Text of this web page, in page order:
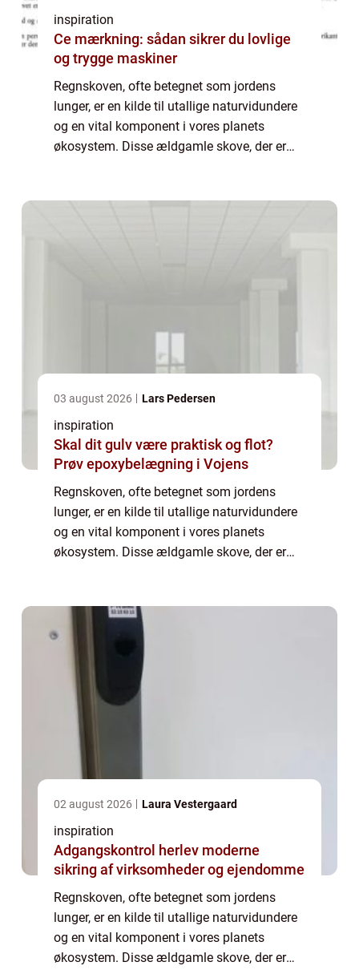
inspiration
Ce mærkning: sådan sikrer du lovlige
og trygge maskiner
Regnskoven, ofte betegnet som jordens
lunger, er en kilde til utallige naturvidundere
og en vital komponent i vores planets
økosystem. Disse ældgamle skove, der er
03 august 2026 Lars Pedersen
inspiration
Skal dit gulv være praktisk og flot?
Prøv epoxybelægning i Vojens
Regnskoven, ofte betegnet som jordens
lunger, er en kilde til utallige naturvidundere
og en vital komponent i vores planets
økosystem. Disse ældgamle skove, der er
02 august 2026 Laura Vestergaard
inspiration
Adgangskontrol herlev moderne
sikring af virksomheder og ejendomme
Regnskoven, ofte betegnet som jordens
lunger, er en kilde til utallige naturvidundere
og en vital komponent i vores planets
økosystem. Disse ældgamle skove, der er